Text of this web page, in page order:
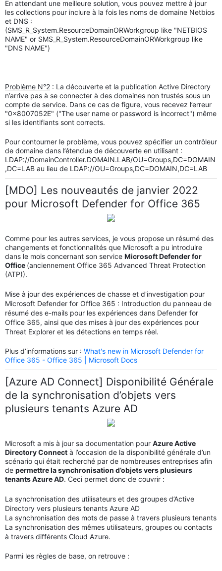
En attendant une meilleure solution, vous pouvez mettre à jour
les collections pour inclure à la fois les noms de domaine Netbios
et DNS :
(SMS_R_System.ResourceDomainORWorkgroup like "NETBIOS
NAME" or SMS_R_System.ResourceDomainORWorkgroup like
"DNS NAME")
Problème N°2 : La découverte et la publication Active Directory
n’arrive pas à se connecter à des domaines non trustés sous un
compte de service. Dans ce cas de figure, vous recevez l’erreur
"0x8007052E" ("The user name or password is incorrect") même
si les identifiants sont corrects.
Pour contourner le problème, vous pouvez spécifier un contrôleur
de domaine dans l’étendue de découverte en utilisant :
LDAP://DomainController.DOMAIN.LAB/OU=Groups,DC=DOMAIN
,DC=LAB au lieu de LDAP://OU=Groups,DC=DOMAIN,DC=LAB
[MDO] Les nouveautés de janvier 2022
pour Microsoft Defender for Office 365
Comme pour les autres services, je vous propose un résumé des
changements et fonctionnalités que Microsoft a pu introduire
dans le mois concernant son service Microsoft Defender for
Office (anciennement Office 365 Advanced Threat Protection
(ATP)).
Mise à jour des expériences de chasse et d'investigation pour
Microsoft Defender for Office 365 : Introduction du panneau de
résumé des e-mails pour les expériences dans Defender for
Office 365, ainsi que des mises à jour des expériences pour
Threat Explorer et les détections en temps réel.
Plus d’informations sur : What's new in Microsoft Defender for
Office 365 - Office 365 | Microsoft Docs
[Azure AD Connect] Disponibilité Générale
de la synchronisation d’objets vers
plusieurs tenants Azure AD
Microsoft a mis à jour sa documentation pour Azure Active
Directory Connect à l’occasion de la disponibilité générale d’un
scénario qui était recherché par de nombreuses entreprises afin
de permettre la synchronisation d’objets vers plusieurs
tenants Azure AD. Ceci permet donc de couvrir :
La synchronisation des utilisateurs et des groupes d’Active
Directory vers plusieurs tenants Azure AD
La synchronisation des mots de passe à travers plusieurs tenants
La synchronisation des mêmes utilisateurs, groupes ou contacts
à travers différents Cloud Azure.
Parmi les règles de base, on retrouve :